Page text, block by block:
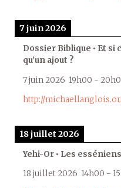
7 juin 2026
Dossier Biblique • Et si
qu’un ajout ?
7 juin 2026 19h00 -
http://
18 juillet 2026
Yehi-Or • Les
18 juillet 2026 14h00 -